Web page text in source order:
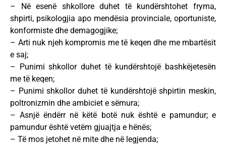
– Në esenë shkollore duhet të kundërshtohet fryma,
shpirti, psikologjia apo mendësia provinciale, oportuniste,
konformiste dhe demagogjike;
– Arti nuk njeh kompromis me të keqen dhe me mbartësit
e saj;
– Punimi shkollor duhet të kundërshtojë bashkëjetesën
me të keqen;
– Punimi shkollor duhet të kundërshtojë shpirtin meskin,
poltronizmin dhe ambiciet e sëmura;
– Asnjë ëndërr në këtë botë nuk është e pamundur; e
pamundur është vetëm gjuajtja e hënës;
– Të mos jetohet në mite dhe në legjenda;